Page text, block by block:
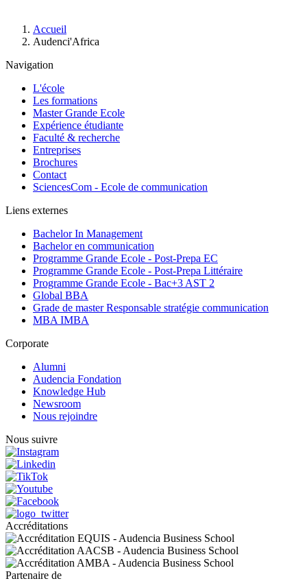
d'Ariane
Accueil
Audenci'Africa
Navigation
L'école
Les formations
Master Grande Ecole
Expérience étudiante
Faculté & recherche
Entreprises
Brochures
Contact
SciencesCom - Ecole de communication
Liens externes
Bachelor In Management
Bachelor en communication
Programme Grande Ecole - Post-Prepa EC
Programme Grande Ecole - Post-Prepa Littéraire
Programme Grande Ecole - Bac+3 AST 2
Global BBA
Grade de master Responsable stratégie communication
MBA IMBA
Corporate
Alumni
Audencia Fondation
Knowledge Hub
Newsroom
Nous rejoindre
Nous suivre
Accréditations
Partenaire de